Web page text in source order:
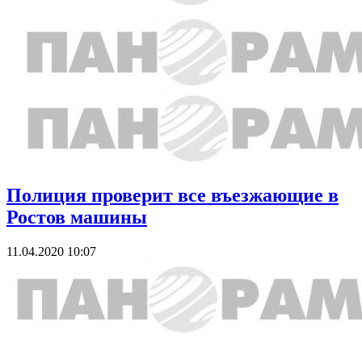
Полиция проверит все въезжающие в
Ростов машины
11.04.2020 10:07